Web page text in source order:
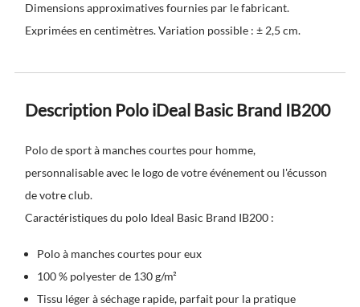
Dimensions approximatives fournies par le fabricant.
Exprimées en centimètres. Variation possible : ± 2,5 cm.
Description Polo iDeal Basic Brand IB200
Polo de sport à manches courtes pour homme,
personnalisable avec le logo de votre événement ou l'écusson
de votre club.
Caractéristiques du polo Ideal Basic Brand IB200 :
Polo à manches courtes pour eux
100 % polyester de 130 g/m²
Tissu léger à séchage rapide, parfait pour la pratique